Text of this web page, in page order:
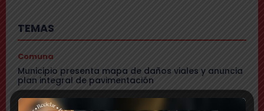
TEMAS
Comuna
Municipio presenta mapa de daños viales y anuncia
plan integral de pavimentación
Comuna